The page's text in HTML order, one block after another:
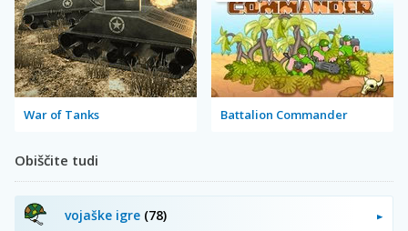
War of Tanks Battalion Commander
Obiščite tudi
vojaške igre (78)